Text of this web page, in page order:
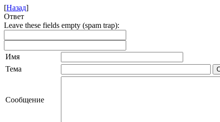
[Назад]
Ответ
Leave these fields empty (spam trap):
Имя
Тема
Сообщение